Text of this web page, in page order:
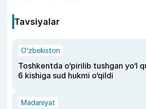
Tavsiyalar
O‘zbekiston
Toshkentda o‘pirilib tushgan yo‘l
6 kishiga sud hukmi o‘qildi
Madaniyat